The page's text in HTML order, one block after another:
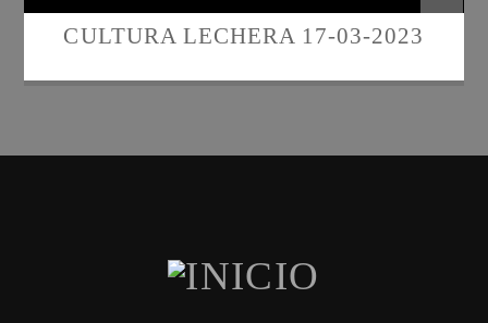
CULTURA LECHERA 17-03-2023